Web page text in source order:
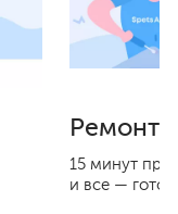
15 минут
и все —